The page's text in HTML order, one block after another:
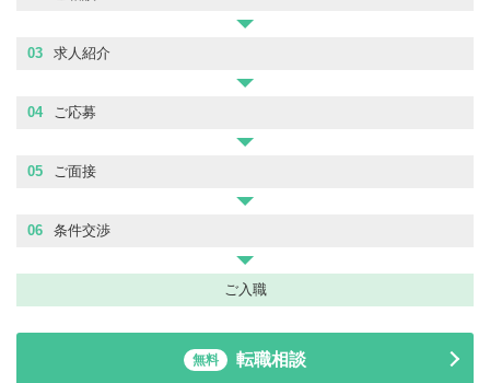
03 求人紹介
04 ご応募
05 ご面接
06 条件交渉
ご入職
無料 転職相談